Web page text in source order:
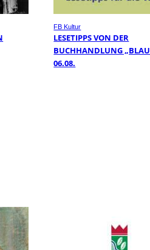
FB Kultur
LESETIPPS VON DER
BUCHHANDLUNG
06.08.